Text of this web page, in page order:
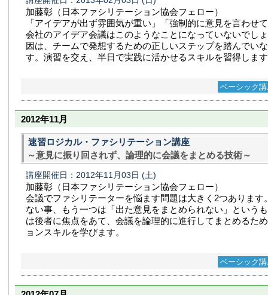
加藤彰（日本ファシリテーション協会フェロー）
「アイデアが出ず雰囲気が重い」「強制的に意見を言わせ
会社のアイデア会議はこのようなことになっていないでし
因は、チームで発想するための正しいステップを踏んでい
す。演習を交え、半日で実践に活かせるスキルを習得しま
ベーシック
2012年11月
速習ロジカル・ファシリテーション講座
～意見に振り回されず、論理的に会議をまとめる技術～
講座開催日：2012年11月03日 (土)
加藤彰（日本ファシリテーション協会フェロー）
会議でファシリテーターを悩ます問題は大きく2つあります
ない事、もう一つは「出た意見をまとめられない」という
は後者に焦点をあて、会議を論理的に進行してまとめるた
ョンスキルを学びます。
ベーシック